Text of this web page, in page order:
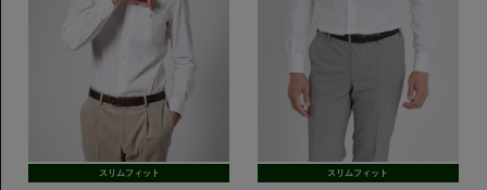
スリムフィット スリムフィット